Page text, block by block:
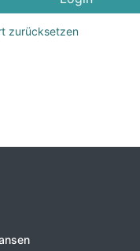
zurücksetzen